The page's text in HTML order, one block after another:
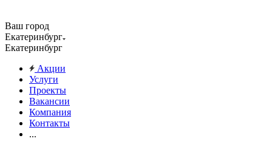
Ваш город
Екатеринбург
Екатеринбург
Акции
Услуги
Проекты
Вакансии
Компания
Контакты
...